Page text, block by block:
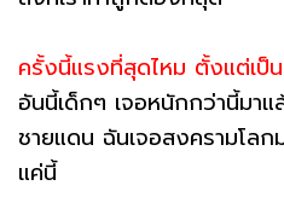
ครั้งนี้แรงที่สุดไหม ตั้งแต่เป็
อันนี้เด็กๆ เจอหนักกว่านี้มา
ชายแดน ฉันเจอสงครามโลก
แค่นี้